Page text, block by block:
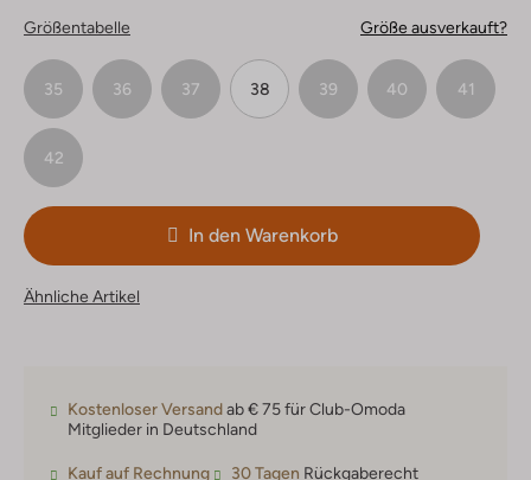
Größentabelle Größe ausverkauft?
35 36 37 38 39 40 41
42
In den Warenkorb
Ähnliche Artikel
Kostenloser Versandab € 75 für Club-Omoda
Mitglieder in Deutschland
Kauf auf Rechnung 30 Tagen Rückgaberecht